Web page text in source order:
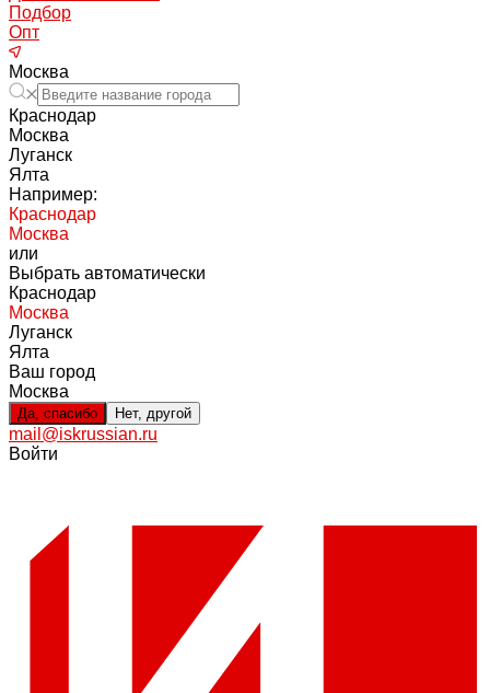
Подбор
Опт
Москва
Краснодар
Москва
Луганск
Ялта
Например:
Краснодар
Москва
или
Выбрать автоматически
Краснодар
Москва
Луганск
Ялта
Ваш город
Москва
Да, спасибо Нет, другой
mail@iskrussian.ru
Войти